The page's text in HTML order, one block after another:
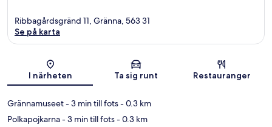
Karta
Ribbagårdsgränd 11, Gränna, 563 31
Se på karta
I närheten Ta sig runt Restauranger
Grännamuseet- 3 min till fots- 0.3 km
Polkapojkarna- 3 min till fots- 0.3 km